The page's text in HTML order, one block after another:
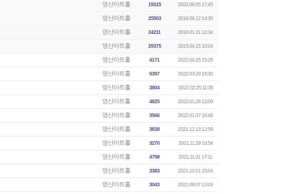
영산아트홀 19315 2022.08.05 17:45
영산아트홀 25503 2018.09.12 14:30
영산아트홀 24211 2018.01.31 12:34
영산아트홀 29375 2015.04.15 10:04
영산아트홀 4171 2022.04.25 15:26
영산아트홀 5397 2022.03.29 15:30
영산아트홀 3804 2022.02.25 11:39
영산아트홀 4825 2022.01.28 13:09
영산아트홀 3566 2022.01.07 16:46
영산아트홀 3838 2021.12.13 12:59
영산아트홀 3270 2021.11.29 10:54
영산아트홀 4798 2021.11.01 17:11
영산아트홀 3383 2021.10.01 15:04
영산아트홀 3043 2021.09.07 13:43